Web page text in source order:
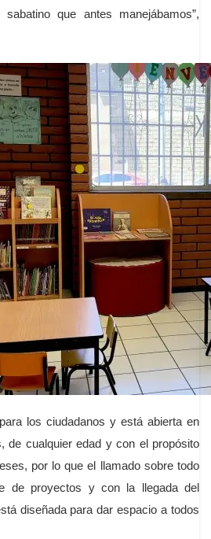
que antes manejábamos”,
los ciudadanos y está abierta en
de cualquier edad y con el propósito
por lo que el llamado sobre todo
de proyectos y con la llegada del
diseñada para dar espacio a todos